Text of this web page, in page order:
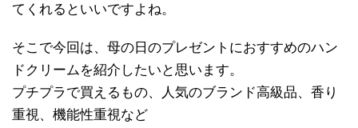
てくれるといいですよね。
そこで今回は、母の日のプレゼントにおすすめのハン
ドクリームを紹介したいと思います。
プチプラで買えるもの、人気のブランド高級品、香り
重視、機能性重視など